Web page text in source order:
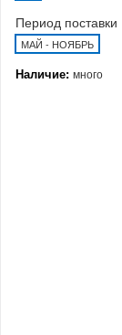
Период поставки
МАЙ - НОЯБРЬ
Наличие: много